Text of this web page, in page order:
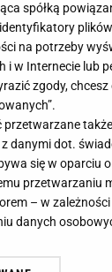
spółką
na potrzeby
i w Internecie lub
zgody,
przetwarzane
danymi dot.
się w oparciu
przetwarzaniu
– w
danych